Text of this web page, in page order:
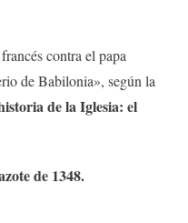
contra el papa
de Babilonia», según la
de la Iglesia: el
de 1348.